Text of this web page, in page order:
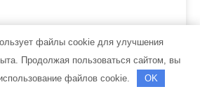
файлы cookie для улучшения
Продолжая пользоваться сайтом, вы
файлов cookie.
OK